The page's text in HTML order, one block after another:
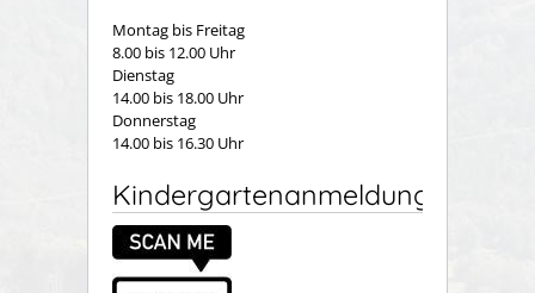
Montag bis Freitag
8.00 bis 12.00 Uhr
Dienstag
14.00 bis 18.00 Uhr
Donnerstag
14.00 bis 16.30 Uhr
Kindergartenanmeldung